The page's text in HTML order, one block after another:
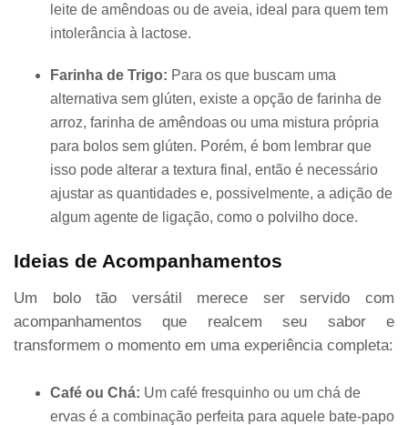
leite de amêndoas ou de aveia, ideal para quem tem
intolerância à lactose.
Farinha de Trigo: Para os que buscam uma
alternativa sem glúten, existe a opção de farinha de
arroz, farinha de amêndoas ou uma mistura própria
para bolos sem glúten. Porém, é bom lembrar que
isso pode alterar a textura final, então é necessário
ajustar as quantidades e, possivelmente, a adição de
algum agente de ligação, como o polvilho doce.
Ideias de Acompanhamentos
Um bolo tão versátil merece ser servido com
acompanhamentos que realcem seu sabor e
transformem o momento em uma experiência completa:
Café ou Chá: Um café fresquinho ou um chá de
ervas é a combinação perfeita para aquele bate-papo